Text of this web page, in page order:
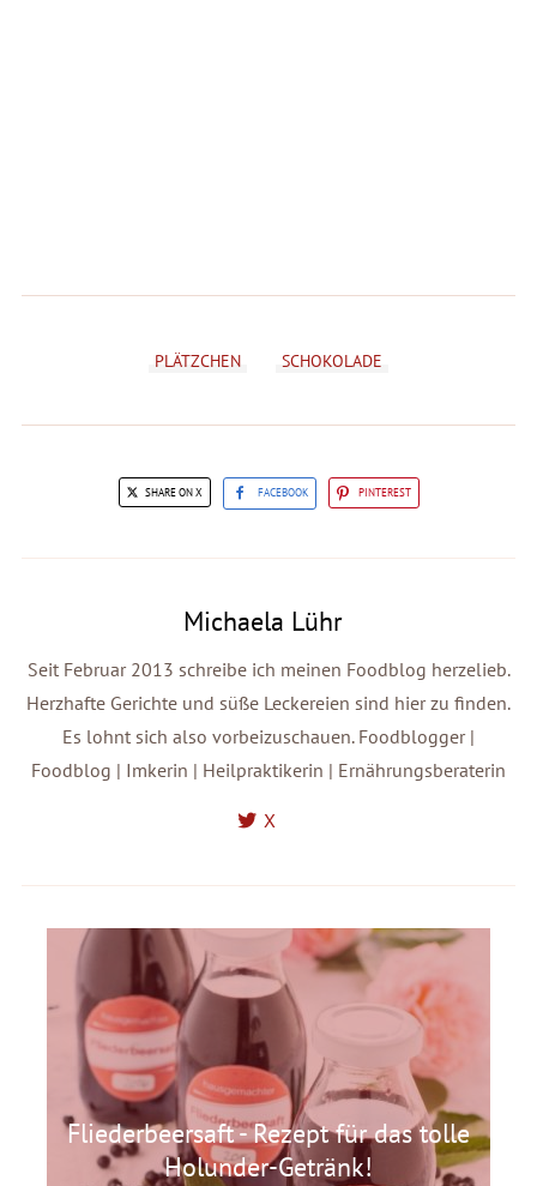
PLÄTZCHEN SCHOKOLADE
SHARE ON X FACEBOOK PINTEREST
Michaela Lühr
Seit Februar 2013 schreibe ich meinen Foodblog herzelieb.
Herzhafte Gerichte und süße Leckereien sind hier zu finden.
Es lohnt sich also vorbeizuschauen. Foodblogger |
Foodblog | Imkerin | Heilpraktikerin | Ernährungsberaterin
X
Fliederbeersaft - Rezept für das tolle
Holunder-Getränk!